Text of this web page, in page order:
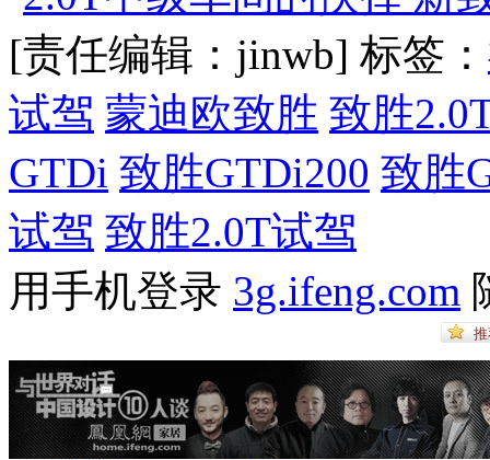
[责任编辑：jinwb] 标签：
试驾 蒙迪欧致胜 致胜
GTDi 致胜GTDi200 致胜
试驾 致胜2.0T试驾
用手机登录 3g.ifeng.com